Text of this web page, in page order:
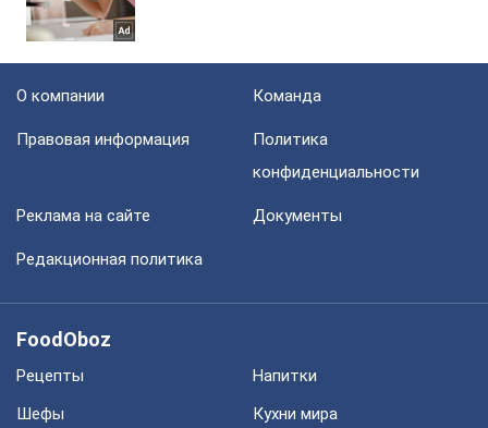
О компании Команда
Правовая информация
Политика
конфиденциальности
Реклама на сайте Документы
Редакционная политика
FoodOboz
Рецепты
Напитки
Шефы
Кухни мира